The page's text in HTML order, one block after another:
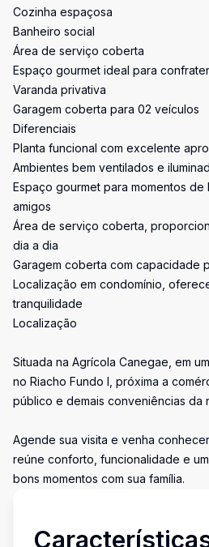
Cozinha espaçosa
Banheiro social
Área de serviço coberta
Espaço gourmet ideal para
Varanda privativa
Garagem coberta para 02 veículos
Diferenciais
Planta funcional com excelente
Ambientes bem ventilados e
Espaço gourmet para momentos de
amigos
Área de serviço coberta,
dia a dia
Garagem coberta com capacidade
Localização em condomínio,
tranquilidade
Localização
Situada na Agrícola Canegae, em
no Riacho Fundo I, próxima a
público e demais conveniências da
Agende sua visita e venha
reúne conforto, funcionalidade e
bons momentos com sua família.